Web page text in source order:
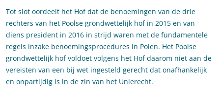
Tot slot oordeelt het Hof dat de benoemingen van de drie
rechters van het Poolse grondwettelijk hof in 2015 en van
diens president in 2016 in strijd waren met de fundamentele
regels inzake benoemingsprocedures in Polen. Het Poolse
grondwettelijk hof voldoet volgens het Hof daarom niet aan de
vereisten van een bij wet ingesteld gerecht dat onafhankelijk
en onpartijdig is in de zin van het Unierecht.